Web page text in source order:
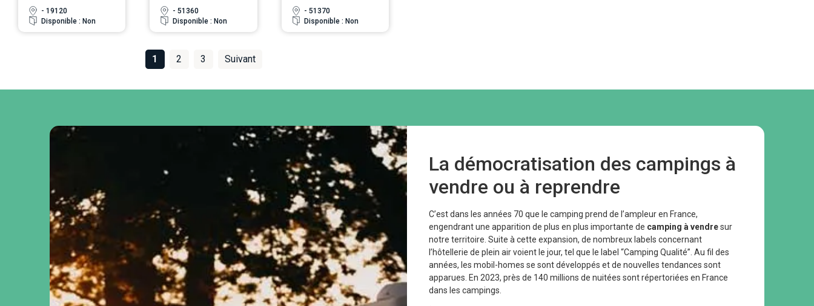
- 19120
Disponible : Non
- 51360
Disponible : Non
- 51370
Disponible : Non
1 2 3 Suivant
La démocratisation des campings à
vendre ou à reprendre
C’est dans les années 70 que le camping prend de l’ampleur en France,
engendrant une apparition de plus en plus importante de camping à vendresur
notre territoire. Suite à cette expansion, de nombreux labels concernant
l’hôtellerie de plein air voient le jour, tel que le label “Camping Qualité”. Au fil des
années, les mobil-homes se sont développés et de nouvelles tendances sont
apparues. En 2023, près de 140 millions de nuitées sont répertoriées en France
dans les campings.